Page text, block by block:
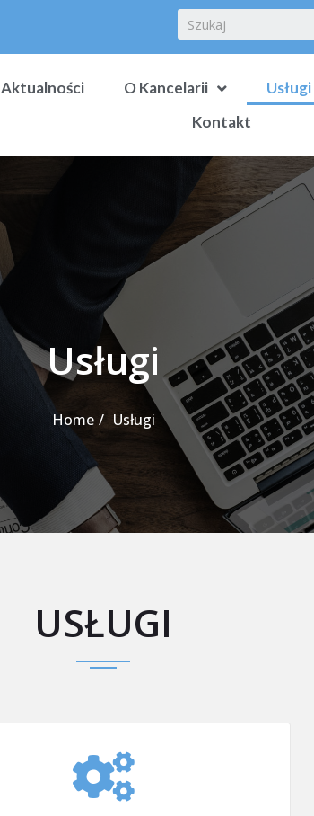
Aktualności O Kancelarii Usługi
Kontakt
Usługi
Home Usługi
USŁUGI